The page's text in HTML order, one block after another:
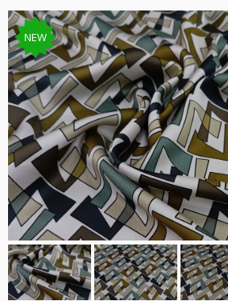
NEW